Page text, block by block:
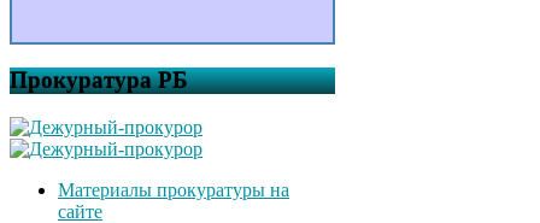
Прокуратура РБ
Материалы прокуратуры на
сайте